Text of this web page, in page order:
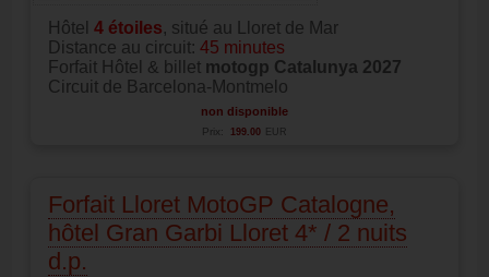
Hôtel 4 étoiles, situé au Lloret de Mar
Distance au circuit: 45 minutes
Forfait Hôtel & billet motogp Catalunya 2027
Circuit de Barcelona-Montmelo
non disponible
Prix: 199.00 EUR
Forfait Lloret MotoGP Catalogne,
hôtel Gran Garbi Lloret 4* / 2 nuits
d.p.